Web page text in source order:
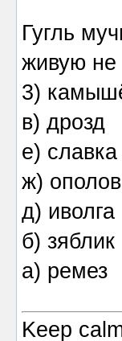
Гугль
живую не
3)
в) дрозд
е) славка
ж)
д) иволга
б) зяблик
а) ремез
Keep